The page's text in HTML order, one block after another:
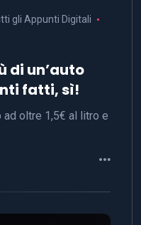
gli Appunti Digitali
di un’auto
fatti, sì!
oltre 1,5€ al litro e